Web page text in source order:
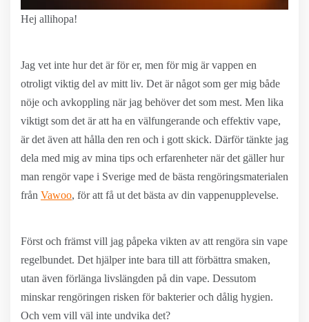
Hej allihopa!
Jag vet inte hur det är för er, men för mig är vappen en
otroligt viktig del av mitt liv. Det är något som ger mig både
nöje och avkoppling när jag behöver det som mest. Men lika
viktigt som det är att ha en välfungerande och effektiv vape,
är det även att hålla den ren och i gott skick. Därför tänkte jag
dela med mig av mina tips och erfarenheter när det gäller hur
man rengör vape i Sverige med de bästa rengöringsmaterialen
från Vawoo, för att få ut det bästa av din vappenupplevelse.
Först och främst vill jag påpeka vikten av att rengöra sin vape
regelbundet. Det hjälper inte bara till att förbättra smaken,
utan även förlänga livslängden på din vape. Dessutom
minskar rengöringen risken för bakterier och dålig hygien.
Och vem vill väl inte undvika det?